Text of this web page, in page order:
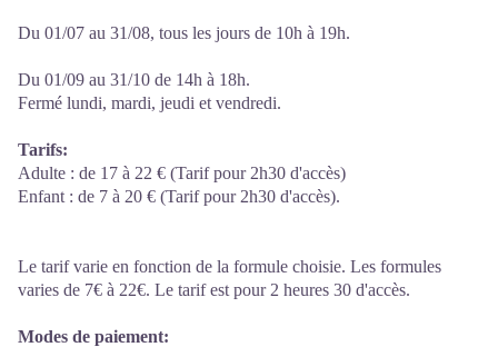
Du 01/07 au 31/08, tous les jours de 10h à 19h.
Du 01/09 au 31/10 de 14h à 18h.
Fermé lundi, mardi, jeudi et vendredi.
Tarifs:
Adulte : de 17 à 22 € (Tarif pour 2h30 d'accès)
Enfant : de 7 à 20 € (Tarif pour 2h30 d'accès).
Le tarif varie en fonction de la formule choisie. Les formules
varies de 7€ à 22€. Le tarif est pour 2 heures 30 d'accès.
Modes de paiement: